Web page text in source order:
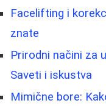
Facelifting i
znate
Prirodni načini za
Saveti i iskustva
Mimične bore: